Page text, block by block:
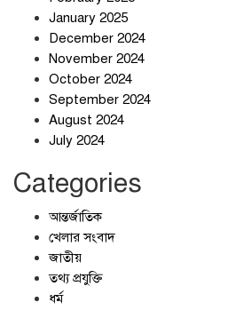
January 2025
December 2024
November 2024
October 2024
September 2024
August 2024
July 2024
Categories
আন্তর্জাতিক
খেলার সংবাদ
জাতীয়
তথ্য প্রযুক্তি
ধর্ম